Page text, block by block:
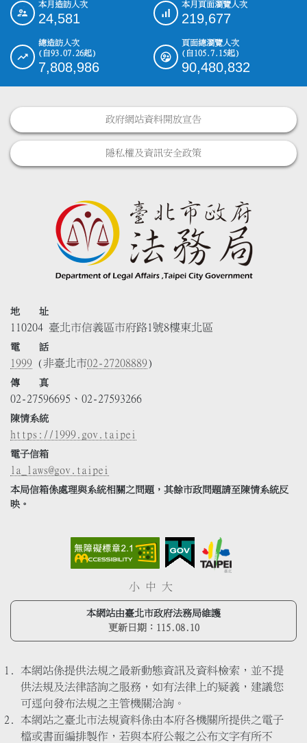
::: 本月造訪人次
24,581
本月頁面瀏覽人次
219,677
總造訪人次
(自93.07.26起)
7,808,986
頁面總瀏覽人次
(自105.7.15起)
90,480,832
政府網站資料開放宣告
隱私權及資訊安全政策
地 址
110204 臺北市信義區市府路1號8樓東北區
電 話
1999 (非臺北市02-27208889)
傳 真
02-27596695、02-27593266
陳情系統
https://1999.gov.taipei
電子信箱
la_laws@gov.taipei
本局信箱係處理與系統相關之問題，其餘市政問題請至陳情系統反
映。
小 中 大
本網站由臺北市政府法務局維護
更新日期： 115.08.10
本網站係提供法規之最新動態資訊及資料檢索，並不提
供法規及法律諮詢之服務，如有法律上的疑義，建議您
可逕向發布法規之主管機關洽詢。
本網站之臺北市法規資料係由本府各機關所提供之電子
檔或書面編排製作，若與本府公報之公布文字有所不